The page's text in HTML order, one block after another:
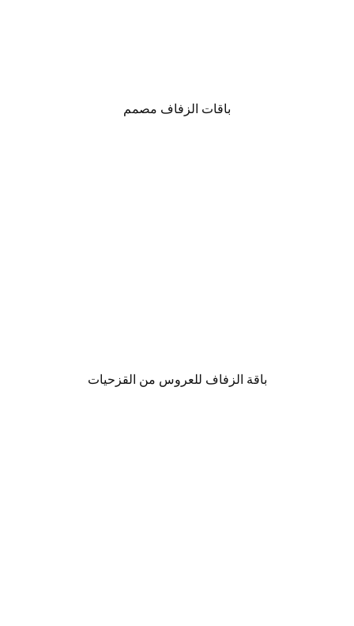
باقات الزفاف مصمم
باقة الزفاف للعروس من القزحيات